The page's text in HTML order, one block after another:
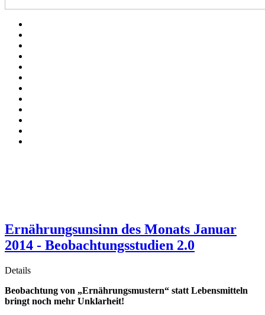
Ernährungsunsinn des Monats Januar
2014 - Beobachtungsstudien 2.0
Details
Beobachtung von „Ernährungsmustern“ statt Lebensmitteln
bringt noch mehr Unklarheit!